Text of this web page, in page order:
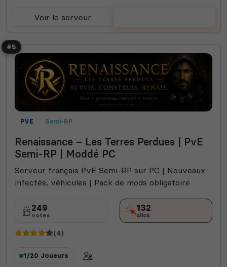
Voir le serveur
#5
PVE Semi-RP
Renaissance – Les Terres Perdues | PvE
Semi-RP | Moddé PC
Serveur français PvE Semi-RP sur PC | Nouveaux
infectés, véhicules | Pack de mods obligatoire
249
votes
132
clics
(4)
1/20 Joueurs